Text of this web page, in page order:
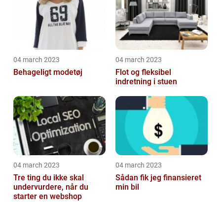
04 march 2023
Behageligt modetøj
04 march 2023
Flot og fleksibel
indretning i stuen
04 march 2023
Tre ting du ikke skal
undervurdere, når du
starter en webshop
04 march 2023
Sådan fik jeg finansieret
min bil